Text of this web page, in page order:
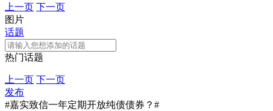
上一页 下一页
图片
话题
热门话题
上一页 下一页
发布
#嘉实致信一年定期开放纯债债券？#